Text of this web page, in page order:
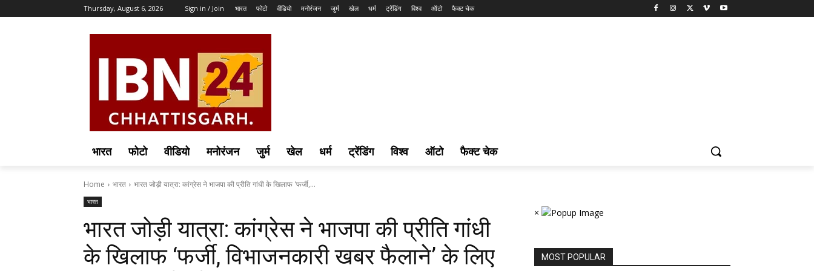
Thursday, August 6, 2026 Sign in / Join भारत फोटो वीडियो मनोरंजन जुर्म खेल धर्म ट्रेंडिंग विश्व ऑटो फैक्ट चेक
भारत फोटो वीडियो मनोरंजन जुर्म खेल धर्म ट्रेंडिंग विश्व ऑटो फैक्ट चेक
Home भारत भारत जोड़ी यात्रा: कांग्रेस ने भाजपा की प्रीति गांधी के खिलाफ 'फर्जी,...
भारत
भारत जोड़ी यात्रा: कांग्रेस ने भाजपा की प्रीति गांधी
के खिलाफ ‘फर्जी, विभाजनकारी खबर फैलाने’ के लिए
×
MOST POPULAR